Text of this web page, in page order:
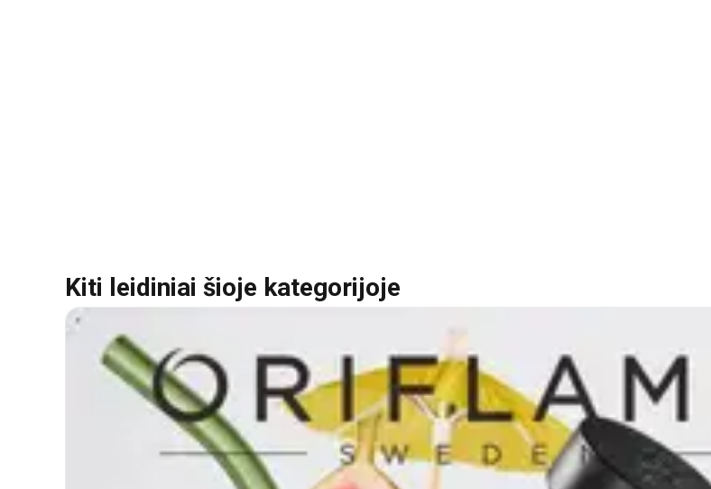
Kiti leidiniai šioje kategorijoje